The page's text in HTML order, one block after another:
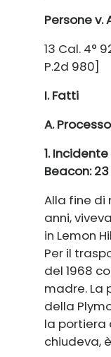
Persone v.
13 Cal. 4°
P.2d 980]
I. Fatti
A.
1.
Beacon:
Alla fine di
anni,
in Lemon
Per il
del 1968
madre. La
della
la portiera
chiudeva,